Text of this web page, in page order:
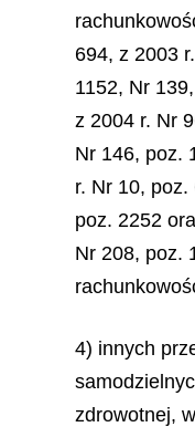
694, z 2003
1152, Nr
z 2004 r. Nr
Nr 146, poz.
r. Nr 10,
poz. 2252
Nr 208, poz.
4) innych
zdrowotnej,